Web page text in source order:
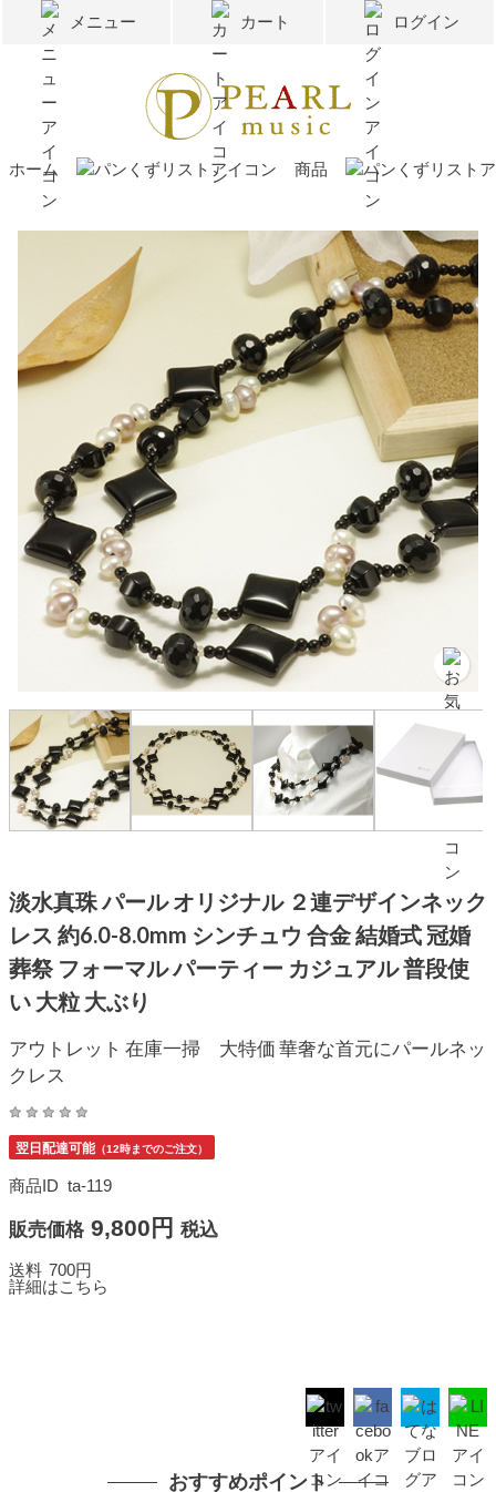
メニュー カート ログイン
ホーム 商品
淡水真珠 パール オリジナル ２連デザインネック
レス 約6.0-8.0mm シンチュウ 合金 結婚式 冠婚
葬祭 フォーマル パーティー カジュアル 普段使
い 大粒 大ぶり
アウトレット 在庫一掃 大特価 華奢な首元にパールネッ
クレス
翌日配達可能（12時までのご注文）
商品ID ta-119
販売価格 9,800円 税込
送料 700円
詳細はこちら
おすすめポイント